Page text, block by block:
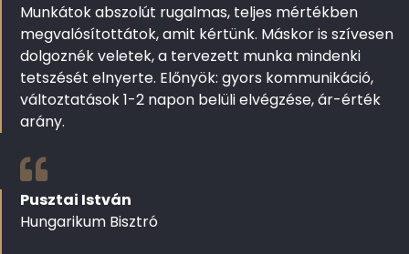
Munkátok abszolút rugalmas, teljes mértékben
megvalósítottátok, amit kértünk. Máskor is szívesen
dolgoznék veletek, a tervezett munka mindenki
tetszését elnyerte. Előnyök: gyors kommunikáció,
változtatások 1-2 napon belüli elvégzése, ár-érték
arány.
Pusztai István
Hungarikum Bisztró